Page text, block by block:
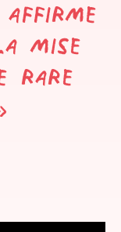
mise
rare